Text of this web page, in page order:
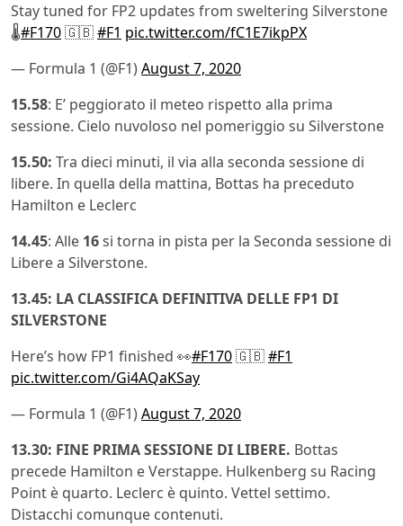
Stay tuned for FP2 updates from sweltering Silverstone
🌡#F170🇬🇧#F1 pic.twitter.com/fC1E7ikpPX
— Formula 1 (@F1)August 7, 2020
15.58: E’ peggiorato il meteo rispetto alla prima
sessione. Cielo nuvoloso nel pomeriggio su Silverstone
15.50: Tra dieci minuti, il via alla seconda sessione di
libere. In quella della mattina, Bottas ha preceduto
Hamilton e Leclerc
14.45: Alle 16si torna in pista per la Seconda sessione di
Libere a Silverstone.
13.45: LA CLASSIFICA DEFINITIVA DELLE FP1 DI
SILVERSTONE
Here’s how FP1 finished 👀#F170🇬🇧#F1
pic.twitter.com/Gi4AQaKSay
— Formula 1 (@F1)August 7, 2020
13.30: FINE PRIMA SESSIONE DI LIBERE. Bottas
precede Hamilton e Verstappe. Hulkenberg su Racing
Point è quarto. Leclerc è quinto. Vettel settimo.
Distacchi comunque contenuti.